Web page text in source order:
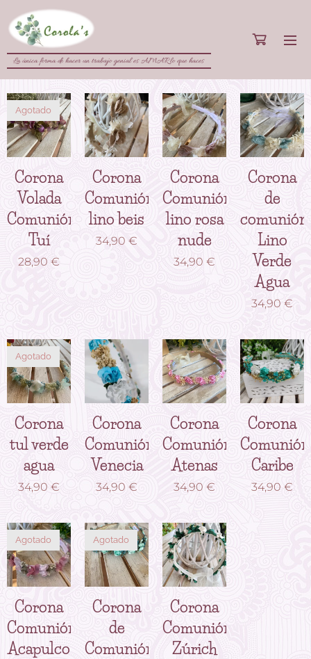
La única forma de hacer un trabajo genial es AMAR lo que haces
Corona
Volada
Comunión
Tuí
Agotado
28,90 €
Corona
Comunión
lino beis
34,90 €
Corona
Comunión
lino rosa
nude
34,90 €
Corona
de
comunión
Lino
Verde
Agua
34,90 €
Corona
tul verde
agua
Agotado
34,90 €
Corona
Comunión
Venecia
34,90 €
Corona
Comunión
Atenas
34,90 €
Corona
Comunión
Caribe
34,90 €
Corona
Comunión
Acapulco
Agotado
Corona
de
Comunión
Agotado
Corona
Comunión
Zúrich